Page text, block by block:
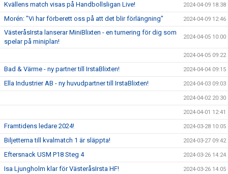
Kvällens match visas på Handbollsligan Live! 2024-04-09 18:38
Morén: "Vi har förberett oss på att det blir förlängning" 2024-04-09 12:46
VästeråsIrsta lanserar MiniBlixten - en turnering för dig som
spelar på miniplan!
2024-04-05 10:00
2024-04-05 09:22
Bad & Värme - ny partner till IrstaBlixten! 2024-04-04 09:15
Ella Industrier AB - ny huvudpartner till IrstaBlixten! 2024-04-03 09:03
2024-04-02 20:30
2024-04-01 12:41
Framtidens ledare 2024! 2024-03-28 10:05
Biljetterna till kvalmatch 1 är släppta! 2024-03-27 09:42
Eftersnack USM P18 Steg 4 2024-03-26 14:24
Isa Ljungholm klar för VästeråsIrsta HF! 2024-03-26 14:05